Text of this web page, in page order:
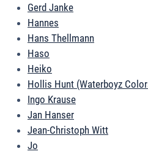
Gerd Janke
Hannes
Hans Thellmann
Haso
Heiko
Hollis Hunt (Waterboyz
Ingo Krause
Jan Hanser
Jean-Christoph Witt
Jo